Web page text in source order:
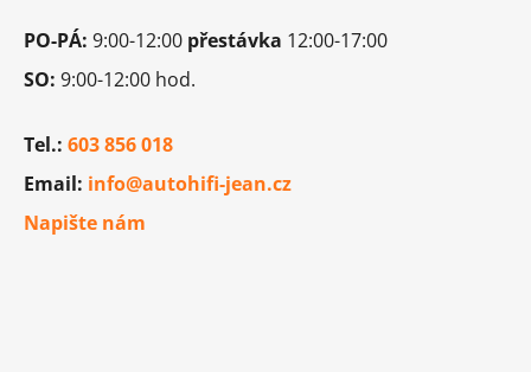
PO-PÁ: 9:00-12:00 přestávka 12:00-17:00
SO: 9:00-12:00 hod.
Tel.: 603 856 018
Email: info@autohifi-jean.cz
Napište nám